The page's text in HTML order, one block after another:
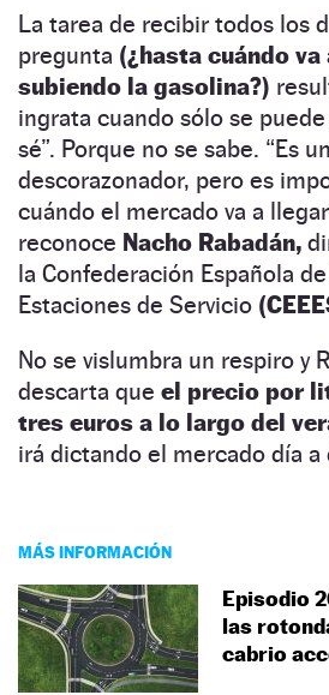
La tarea de recibir todos los
pregunta (¿hasta cuándo
subiendo la gasolina?)
ingrata cuando sólo se
sé”. Porque no se sabe. “Es
descorazonador, pero es
cuándo el mercado va a
reconoce Nacho Rabadán,
la Confederación Española
Estaciones de Servicio
No se vislumbra un respiro y
descarta que el precio por
tres euros a lo largo del
irá dictando el mercado día a
MÁS INFORMACIÓN
Episodio
las
cabrio